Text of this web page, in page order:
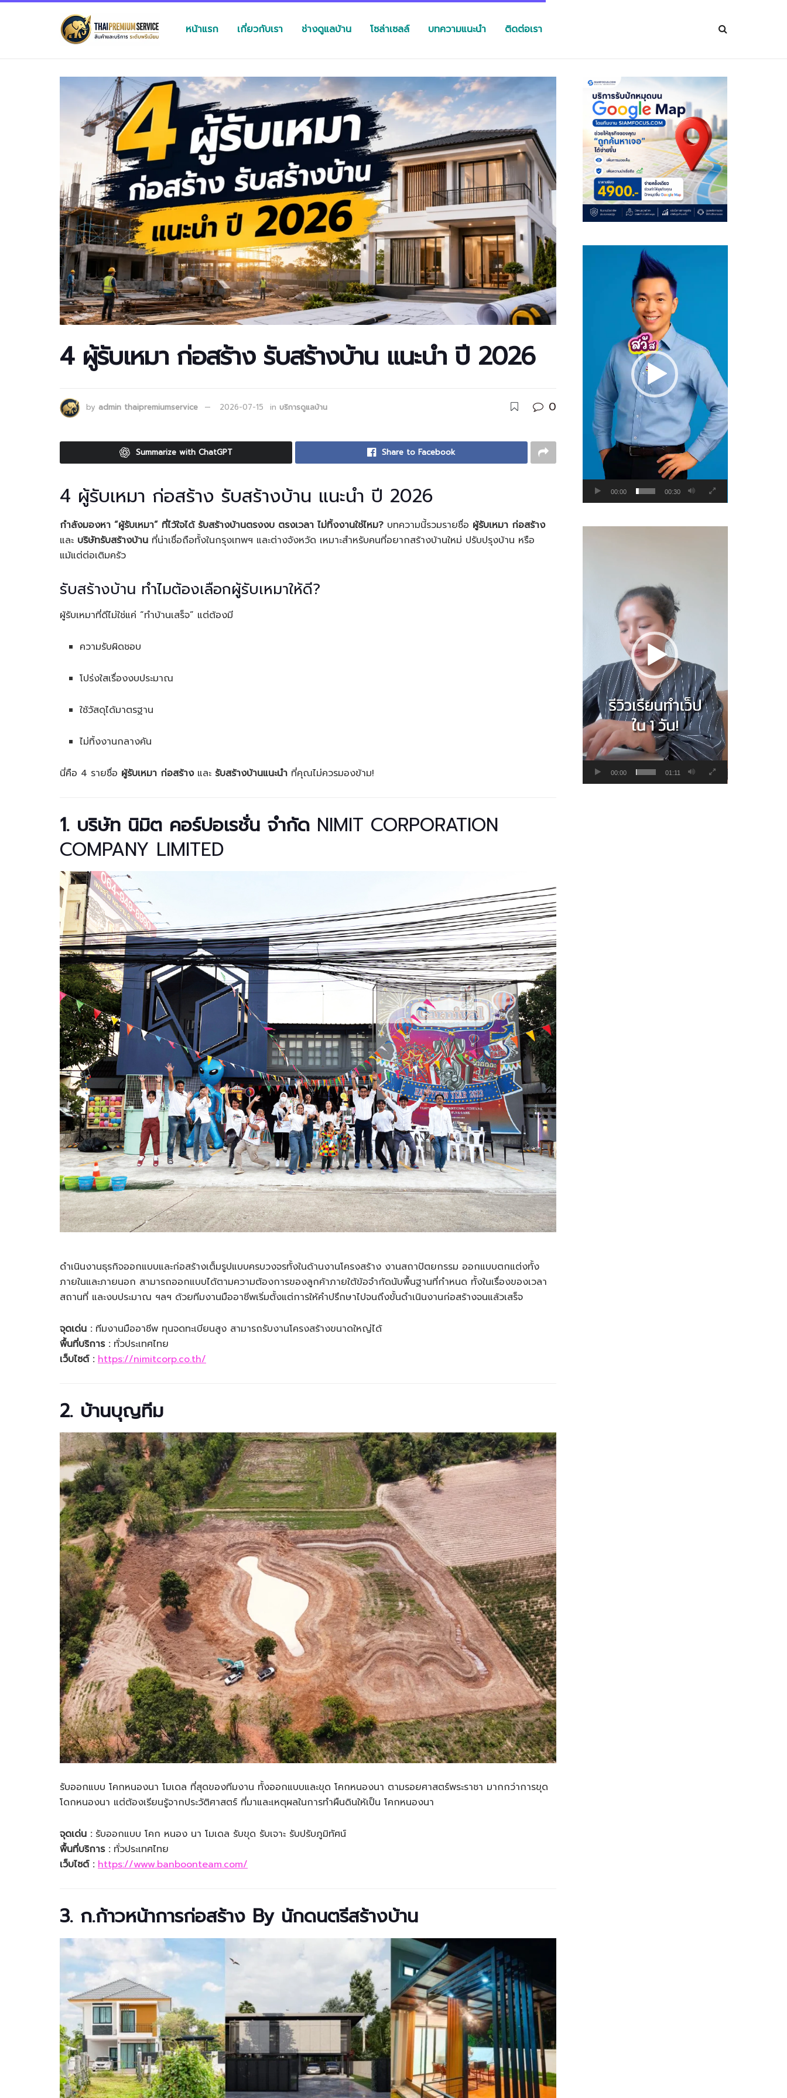
หน้าแรก เกี่ยวกับเรา ช่างดูแลบ้าน โซล่าเซลล์ บทความแนะนำ ติดต่อเรา
4 ผู้รับเหมา ก่อสร้าง รับสร้างบ้าน แนะนำ ปี 2026
by admin thaipremiumservice 2026-07-15 in บริการดูแลบ้าน 0
Summarize with ChatGPT Share to Facebook
4 ผู้รับเหมา ก่อสร้าง รับสร้างบ้าน แนะนำ ปี 2026
กำลังมองหา “ผู้รับเหมา” ที่ไว้ใจได้ รับสร้างบ้านตรงงบ ตรงเวลา ไม่ทิ้งงานใช่ไหม? บทความนี้รวมรายชื่อ ผู้รับเหมา ก่อสร้าง
และ บริษัทรับสร้างบ้าน ที่น่าเชื่อถือทั้งในกรุงเทพฯ และต่างจังหวัด เหมาะสำหรับคนที่อยากสร้างบ้านใหม่ ปรับปรุงบ้าน หรือ
แม้แต่ต่อเติมครัว
รับสร้างบ้าน ทำไมต้องเลือกผู้รับเหมาให้ดี?
ผู้รับเหมาที่ดีไม่ใช่แค่ “ทำบ้านเสร็จ” แต่ต้องมี
ความรับผิดชอบ
โปร่งใสเรื่องงบประมาณ
ใช้วัสดุได้มาตรฐาน
ไม่ทิ้งงานกลางคัน
นี่คือ 4 รายชื่อ ผู้รับเหมา ก่อสร้างและ รับสร้างบ้านแนะนำ ที่คุณไม่ควรมองข้าม!
1. บริษัท นิมิต คอร์ปอเรชั่น จำกัด NIMIT CORPORATION
COMPANY LIMITED
ดำเนินงานธุรกิจออกแบบและก่อสร้างเต็มรูปแบบครบวงจรทั้งในด้านงานโครงสร้าง งานสถาปัตยกรรม ออกแบบตกแต่งทั้ง
ภายในและภายนอก สามารถออกแบบได้ตามความต้องการของลูกค้าภายใต้ข้อจำกัดนับพื้นฐานที่กำหนด ทั้งในเรื่องของเวลา
สถานที่ และงบประมาณ ฯลฯ ด้วยทีมงานมืออาชีพเริ่มตั้งแต่การให้คำปรึกษาไปจนถึงขั้นดำเนินงานก่อสร้างจนแล้วเสร็จ
จุดเด่น : ทีมงานมืออาชีพ ทุนจดทะเบียนสูง สามารถรับงานโครงสร้างขนาดใหญ่ได้
พื้นที่บริการ :ทั่วประเทศไทย
เว็บไซต์ : https://nimitcorp.co.th/
2. บ้านบุญทีม
รับออกแบบ โคกหนองนา โมเดล ที่สุดของทีมงาน ทั้งออกแบบและขุด โคกหนองนา ตามรอยศาสตร์พระราชา มากกว่าการขุด
โดกหนองนา แต่ต้องเรียนรู้จากประวัติศาสตร์ ที่มาและเหตุผลในการทำผืนดินให้เป็น โคกหนองนา
จุดเด่น : รับออกแบบ โคก หนอง นา โมเดล รับขุด รับเจาะ รับปรับภูมิทัศน์
พื้นที่บริการ :ทั่วประเทศไทย
เว็บไซต์ : https://www.banboonteam.com/
3. ก.ก้าวหน้าการก่อสร้าง By นักดนตรีสร้างบ้าน
00:00 00:30
00:00 01:11